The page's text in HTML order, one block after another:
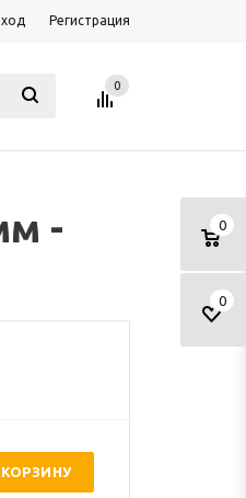
Регистрация
0
0
0
-
КОРЗИНУ